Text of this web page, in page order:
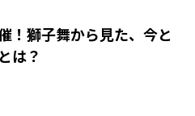
！獅子舞から見た、今と
は？